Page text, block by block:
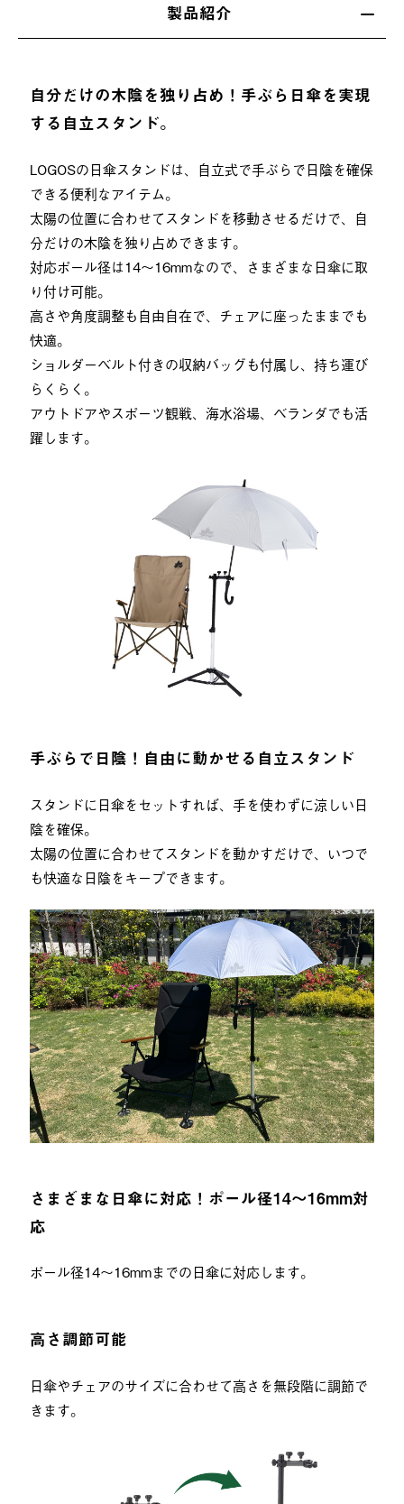
製品紹介
自分だけの木陰を独り占め！手ぶら日傘を実現
する自立スタンド。
LOGOSの日傘スタンドは、自立式で手ぶらで日陰を確保
できる便利なアイテム。
太陽の位置に合わせてスタンドを移動させるだけで、自
分だけの木陰を独り占めできます。
対応ポール径は14〜16mmなので、さまざまな日傘に取
り付け可能。
高さや角度調整も自由自在で、チェアに座ったままでも
快適。
ショルダーベルト付きの収納バッグも付属し、持ち運び
らくらく。
アウトドアやスポーツ観戦、海水浴場、ベランダでも活
躍します。
手ぶらで日陰！自由に動かせる自立スタンド
スタンドに日傘をセットすれば、手を使わずに涼しい日
陰を確保。
太陽の位置に合わせてスタンドを動かすだけで、いつで
も快適な日陰をキープできます。
さまざまな日傘に対応！ポール径14〜16mm対
応
ポール径14〜16mmまでの日傘に対応します。
高さ調節可能
日傘やチェアのサイズに合わせて高さを無段階に調節で
きます。